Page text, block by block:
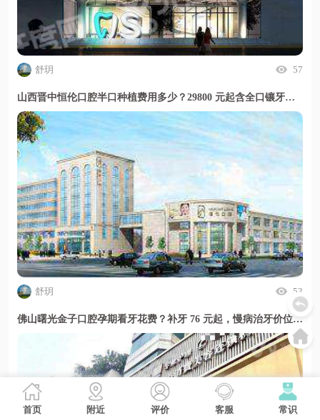
舒玥 57
山西晋中恒伦口腔半口种植费用多少？29800 元起含全口镶牙定价透明放心选
舒玥 53
佛山曙光金子口腔孕期看牙花费？补牙 76 元起，慢病治牙价位透明且安心
首页 附近 评价 客服 常识